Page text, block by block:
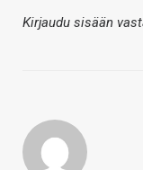
Kirjaudu sisään